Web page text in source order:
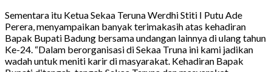
Sementara itu Ketua Sekaa Teruna Werdhi Stiti I Putu Ade
Perera, menyampaikan banyak terimakasih atas kehadiran
Bapak Bupati Badung bersama undangan lainnya di ulang tahun
Ke-24. “Dalam berorganisasi di Sekaa Truna ini kami jadikan
wadah untuk meniti karir di masyarakat. Kehadiran Bapak